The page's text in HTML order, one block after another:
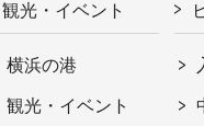
観光・イベント
横浜の港
観光・イベント